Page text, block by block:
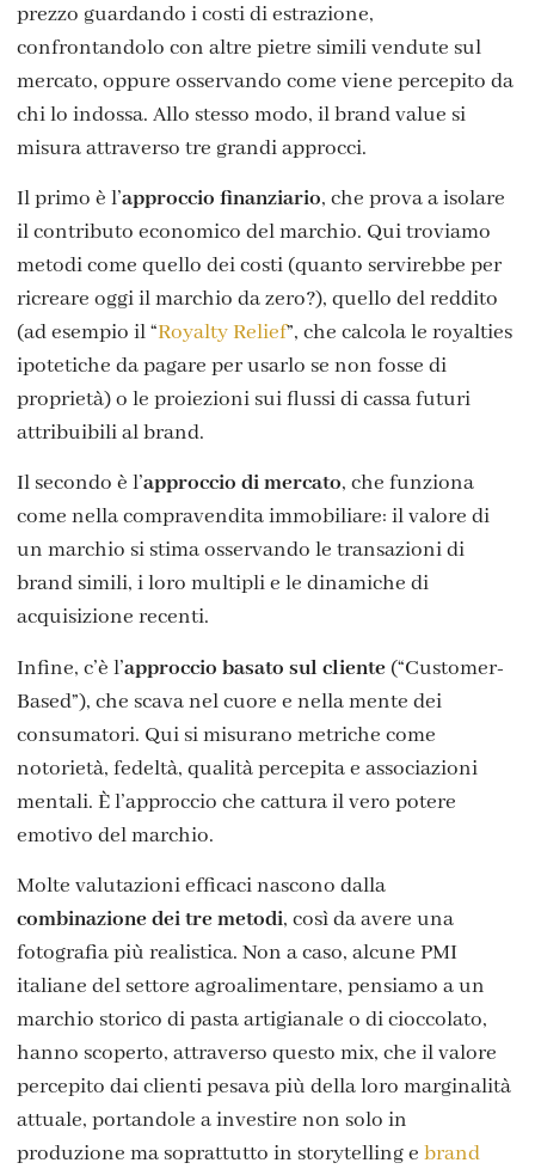
prezzo guardando i costi di estrazione,
confrontandolo con altre pietre simili vendute sul
mercato, oppure osservando come viene percepito da
chi lo indossa. Allo stesso modo, il brand value si
misura attraverso tre grandi approcci.
Il primo è l’approccio finanziario, che prova a isolare
il contributo economico del marchio. Qui troviamo
metodi come quello dei costi (quanto servirebbe per
ricreare oggi il marchio da zero?), quello del reddito
(ad esempio il “Royalty Relief”, che calcola le royalties
ipotetiche da pagare per usarlo se non fosse di
proprietà) o le proiezioni sui flussi di cassa futuri
attribuibili al brand.
Il secondo è l’approccio di mercato, che funziona
come nella compravendita immobiliare: il valore di
un marchio si stima osservando le transazioni di
brand simili, i loro multipli e le dinamiche di
acquisizione recenti.
Infine, c’è l’approccio basato sul cliente (“Customer-
Based”), che scava nel cuore e nella mente dei
consumatori. Qui si misurano metriche come
notorietà, fedeltà, qualità percepita e associazioni
mentali. È l’approccio che cattura il vero potere
emotivo del marchio.
Molte valutazioni efficaci nascono dalla
combinazione dei tre metodi, così da avere una
fotografia più realistica. Non a caso, alcune PMI
italiane del settore agroalimentare, pensiamo a un
marchio storico di pasta artigianale o di cioccolato,
hanno scoperto, attraverso questo mix, che il valore
percepito dai clienti pesava più della loro marginalità
attuale, portandole a investire non solo in
produzione ma soprattutto in storytelling e brand